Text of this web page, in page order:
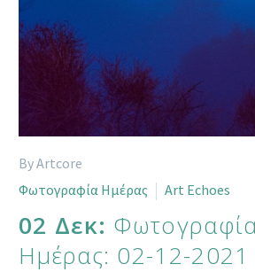
By Artcore
Φωτογραφία Ημέρας
Art Echoes
02 Δεκ:
Ημέρας: 02-12-2021